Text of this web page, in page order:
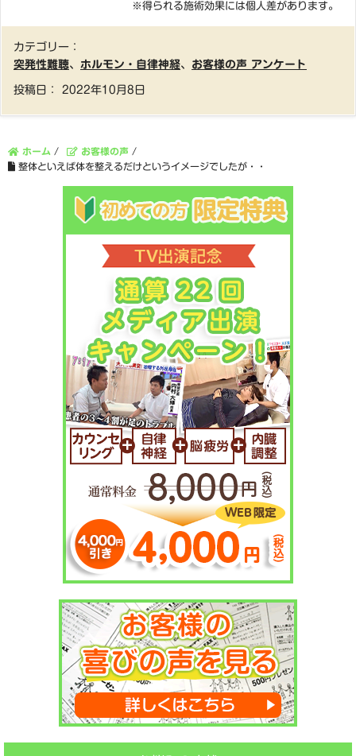
※得られる施術効果には個人差があります。
カテゴリー：
突発性難聴、 ホルモン・自律神経、 お客様の声 アンケート
投稿日： 2022年10月8日
ホーム / お客様の声 /
整体といえば体を整えるだけというイメージでしたが・・